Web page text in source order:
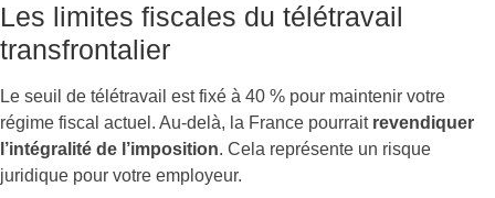
Les limites fiscales du télétravail
transfrontalier
Le seuil de télétravail est fixé à 40 % pour maintenir votre
régime fiscal actuel. Au-delà, la France pourrait revendiquer
l’intégralité de l’imposition. Cela représente un risque
juridique pour votre employeur.